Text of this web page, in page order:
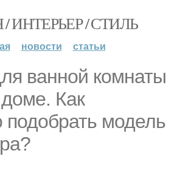
ИНТЕРЬЕР / СТИЛЬ
новости статьи
ванной комнаты
Как
подобрать модель